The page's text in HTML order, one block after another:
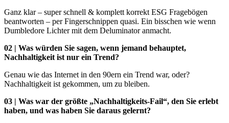
Ganz klar – super schnell & komplett korrekt ESG Fragebögen
beantworten – per Fingerschnippen quasi. Ein bisschen wie wenn
Dumbledore Lichter mit dem Deluminator anmacht.
02 | Was würden Sie sagen, wenn jemand behauptet,
Nachhaltigkeit ist nur ein Trend?
Genau wie das Internet in den 90ern ein Trend war, oder?
Nachhaltigkeit ist gekommen, um zu bleiben.
03 | Was war der größte „Nachhaltigkeits-Fail“, den Sie erlebt
haben, und was haben Sie daraus gelernt?